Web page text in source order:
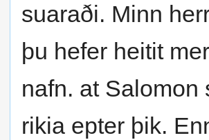
suaraði. Minn
þu hefer heitit
nafn. at Salomon
rikia epter þik.